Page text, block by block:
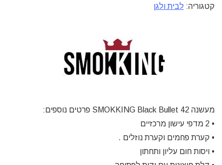
קטגוריה: לבית ולגן
מעשנה SMOKKING Black Bullet 42 פרטים נוספים:
• 2 מדפי עישון מרכזיים
• קערת פחמים וקערת נוזלים .
• ויסות חום עליון ותחתון